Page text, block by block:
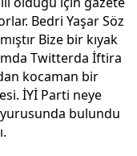
Bedri Yaşar Söz
Bize bir kıyak
Twitterda İftira
kocaman bir
İYİ Parti neye
bulundu